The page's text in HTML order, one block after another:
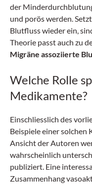
der
und porös werden.
Blutfluss wieder ein,
Theorie passt auch zu
Migräne assoziierte
Welche Rolle
Medikamente?
Einschliesslich des
Beispiele einer solchen
Ansicht der Autoren
wahrscheinlich
publiziert. Eine
Zusammenhang